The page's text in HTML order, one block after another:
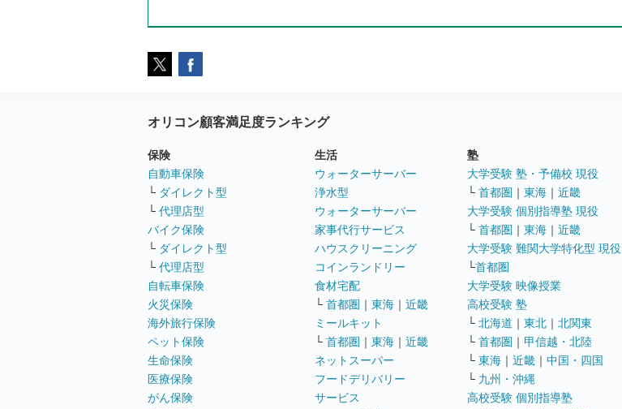
オリコン顧客満足度ランキング
保険
自動車保険
└ ダイレクト型
└ 代理店型
バイク保険
└ ダイレクト型
└ 代理店型
自転車保険
火災保険
海外旅行保険
ペット保険
生命保険
医療保険
がん保険
生活
ウォーターサーバー
浄水型
ウォーターサーバー
家事代行サービス
ハウスクリーニング
コインランドリー
食材宅配
└ 首都圏 ｜ 東海 ｜ 近畿
ミールキット
└ 首都圏 ｜ 東海 ｜ 近畿
ネットスーパー
フードデリバリー
サービス
塾
大学受験 塾・予備校 現役
└ 首都圏 ｜ 東海 ｜ 近畿
大学受験 個別指導塾 現役
└ 首都圏 ｜ 東海 ｜ 近畿
大学受験 難関大学特化型 現役
└首都圏
大学受験 映像授業
高校受験 塾
└ 北海道 ｜ 東北 ｜ 北関東
└ 首都圏 ｜ 甲信越・北陸
└ 東海 ｜ 近畿 ｜ 中国・四国
└ 九州・沖縄
高校受験 個別指導塾